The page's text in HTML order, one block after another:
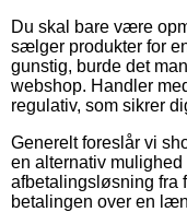
Du skal bare være
sælger produkter for
gunstig, burde det
webshop. Handler
regulativ, som sikrer
Generelt foreslår vi
en alternativ
afbetalingsløsning fra
betalingen over en